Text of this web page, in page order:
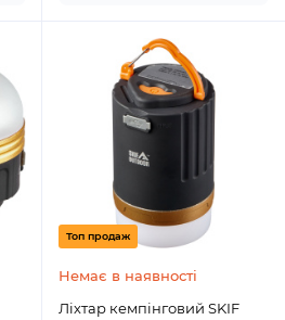
Топ продаж
Немає в наявності
Ліхтар кемпінговий SKIF